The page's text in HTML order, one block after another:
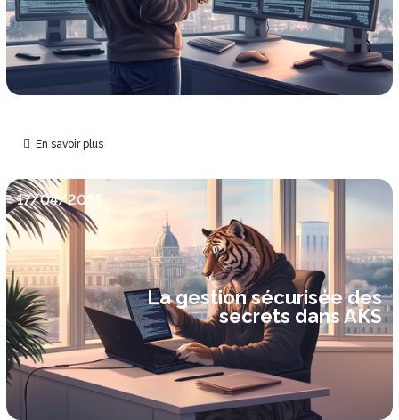
En savoir plus
17/04/2025
La gestion sécurisée des
secrets dans AKS